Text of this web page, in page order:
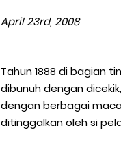
April 23rd, 2008
Tahun 1888 di bagian
dibunuh dengan
dengan berbagai
ditinggalkan oleh si